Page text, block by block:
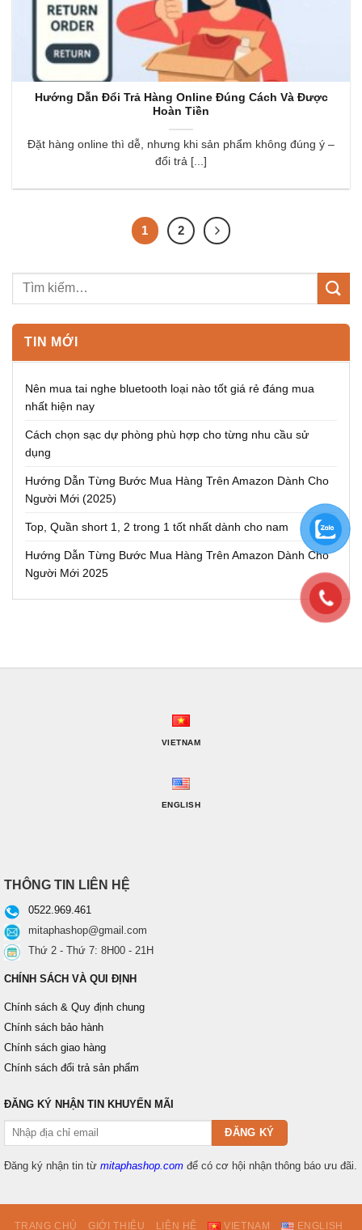
Hướng Dẫn Đổi Trả Hàng Online Đúng Cách Và Được
Hoàn Tiền
Đặt hàng online thì dễ, nhưng khi sản phẩm không đúng ý –
đổi trả [...]
1 2
TIN MỚI
Nên mua tai nghe bluetooth loại nào tốt giá rẻ đáng mua
nhất hiện nay
Cách chọn sạc dự phòng phù hợp cho từng nhu cầu sử
dụng
Hướng Dẫn Từng Bước Mua Hàng Trên Amazon Dành Cho
Người Mới (2025)
Top, Quần short 1, 2 trong 1 tốt nhất dành cho nam
Hướng Dẫn Từng Bước Mua Hàng Trên Amazon Dành Cho
Người Mới 2025
VIETNAM
ENGLISH
THÔNG TIN LIÊN HỆ
0522.969.461
mitaphashop@gmail.com
Thứ 2 - Thứ 7: 8H00 - 21H
CHÍNH SÁCH VÀ QUI ĐỊNH
Chính sách & Quy định chung
Chính sách bảo hành
Chính sách giao hàng
Chính sách đổi trả sản phẩm
ĐĂNG KÝ NHẬN TIN KHUYẾN MÃI
Đăng ký nhận tin từ mitaphashop.com để có cơ hội nhận thông báo ưu đãi.
TRANG CHỦ GIỚI THIỆU LIÊN HỆ VIETNAM ENGLISH